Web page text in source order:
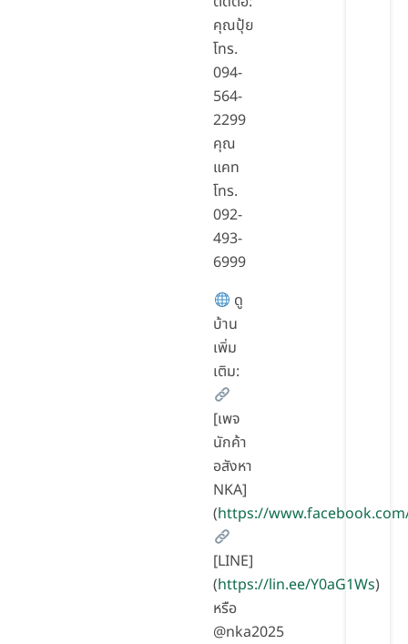
คุณปุ้ย
โทร.
094-
564-
2299
คุณ
แคท
โทร.
092-
493-
6999
ดู
บ้าน
เพิ่ม
เติม:
[เพจ
นักค้า
อสังหา
NKA]
(https://
[LINE]
(https://lin.ee/Y0aG1Ws)
หรือ
@nka2025